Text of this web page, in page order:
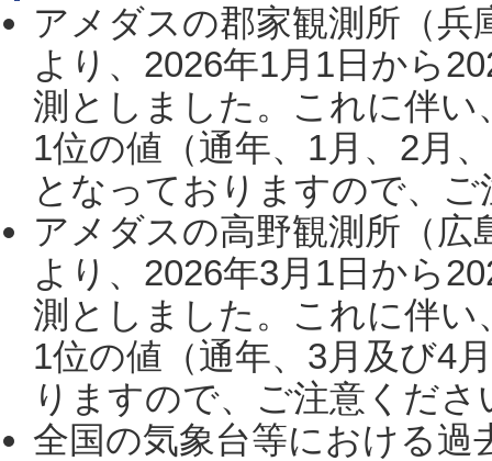
アメダスの郡家観測所（
より、2026年1月1日から
測としました。これに伴い
1位の値（通年、1月、2月
となっておりますので、
アメダスの高野観測所（
より、2026年3月1日から
測としました。これに伴い
1位の値（通年、3月及び4
りますので、ご注意くだ
全国の気象台等における過